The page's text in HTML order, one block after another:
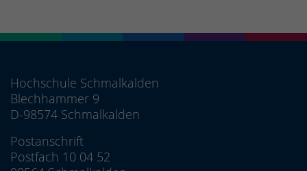
Hochschule Schmalkalden
Blechhammer 9
D-98574 Schmalkalden
Postanschrift
Postfach 10 04 52